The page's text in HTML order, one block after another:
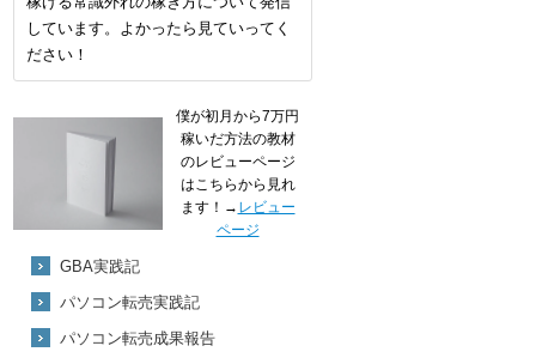
しています。よかったら見ていってく
ださい！
僕が初月から7万円
稼いだ方法の教材
のレビューページ
はこちらから見れ
ます！→ レビュー
ページ
GBA実践記
パソコン転売実践記
パソコン転売成果報告